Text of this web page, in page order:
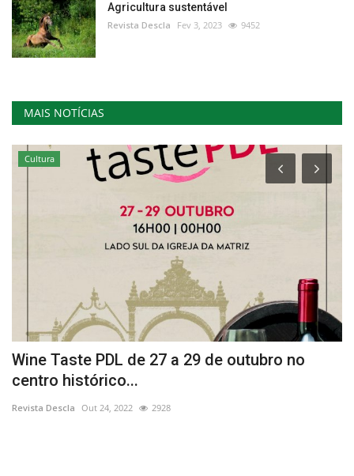
Agricultura sustentável
Revista Descla Fev 3, 2023 9452
MAIS NOTÍCIAS
Cultura
Wine Taste PDL de 27 a 29 de outubro no
centro histórico...
Revista Descla Out 24, 2022 2928